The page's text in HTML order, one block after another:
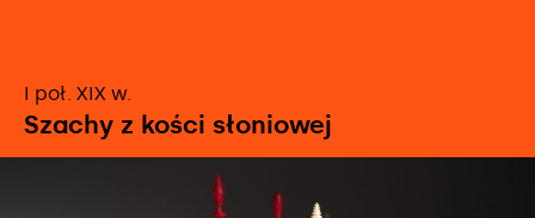
Szachy z kości słoniowej
I poł. XIX w.